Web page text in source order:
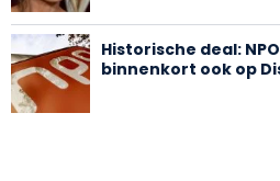
Historische deal:
binnenkort ook op